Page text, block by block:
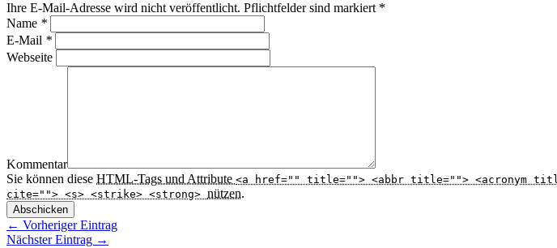
Ihre E-Mail-Adresse wird nicht veröffentlicht. Pflichtfelder sind markiert *
Name *
E-Mail *
Webseite
Kommentar
Sie können diese HTML-Tags und Attribute <a href="" title=""> <abbr title=""> <acronym
cite=""> <s> <strike> <strong> nützen.
Abschicken
← Vorheriger Eintrag
Nächster Eintrag →